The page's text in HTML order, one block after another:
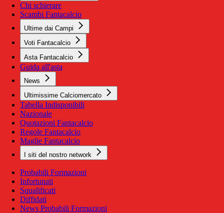
Chi schierare
Scambi Fantacalcio
Ultime dai Campi
Voti Fantacalcio
Asta Fantacalcio
Guida all'asta
News
Ultimissime Calciomercato
Tabella Indisponibili
Nazionale
Quotazioni Fantacalcio
Regole Fantacalcio
Maglie Fantacalcio
I siti del nostro network
Probabili Formazioni
Infortunati
Squalificati
Diffidati
News Probabili Formazioni